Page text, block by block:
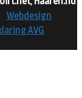
Webdesign
AVG